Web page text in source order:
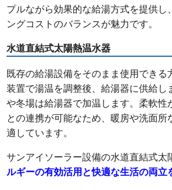
プルながら効果的な給湯方式を提供し
ングコストのバランスが魅力です。
水道直結式太陽熱温水器
既存の給湯設備をそのまま使用できる
装置で湯温を調整後、給湯器に供給し
や冬場は給湯器で加温します。柔軟性
との連携が可能なため、暖房や洗面所
適しています。
サンアイソーラー設備の水道直結式太
ルギーの有効活用と快適な生活の両立